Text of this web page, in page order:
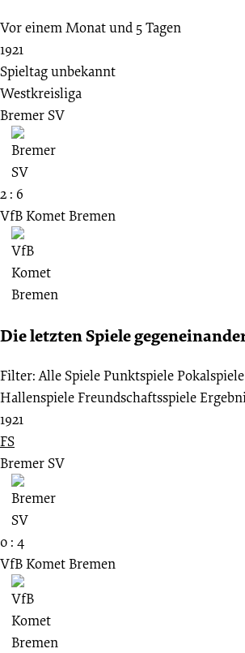
Vor einem Monat und 5 Tagen
1921
Spieltag unbekannt
Westkreisliga
Bremer SV
2 : 6
VfB Komet Bremen
Die letzten Spiele
Filter: Alle SpielePunktspielePokalspiele
HallenspieleFreundschaftsspiele
1921
FS
Bremer SV
0 : 4
VfB Komet Bremen